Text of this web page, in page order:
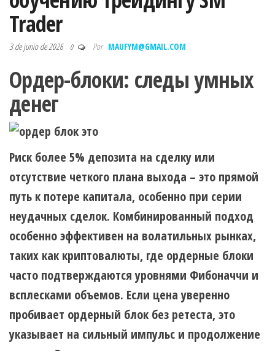
Trader
3 de junio de 2026 0 Por MAUFYM@GMAIL.COM
Ордер-блоки: следы умных
денег
Риск более 5% депозита на сделку или
отсутствие четкого плана выхода – это прямой
путь к потере капитала, особенно при серии
неудачных сделок. Комбинированный подход
особенно эффективен на волатильных рынках,
таких как криптовалюты, где ордерные блоки
часто подтверждаются уровнями Фибоначчи и
всплесками объемов. Если цена уверенно
пробивает ордерный блок без ретеста, это
указывает на сильный импульс и продолжение